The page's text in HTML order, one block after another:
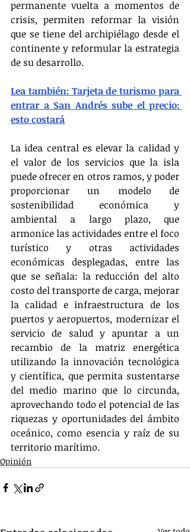
permanente vuelta a momentos de
crisis, permiten reformar la visión
que se tiene del archipiélago desde el
continente y reformular la estrategia
de su desarrollo.
Lea también: Tarjeta de turismo para
entrar a San Andrés sube el precio:
esto costará
La idea central es elevar la calidad y
el valor de los servicios que la isla
puede ofrecer en otros ramos, y poder
proporcionar un modelo de
sostenibilidad económica y
ambiental a largo plazo, que
armonice las actividades entre el foco
turístico y otras actividades
económicas desplegadas, entre las
que se señala: la reducción del alto
costo del transporte de carga, mejorar
la calidad e infraestructura de los
puertos y aeropuertos, modernizar el
servicio de salud y apuntar a un
recambio de la matriz energética
utilizando la innovación tecnológica
y científica, que permita sustentarse
del medio marino que lo circunda,
aprovechando todo el potencial de las
riquezas y oportunidades del ámbito
oceánico, como esencia y raíz de su
territorio marítimo.
Opinión